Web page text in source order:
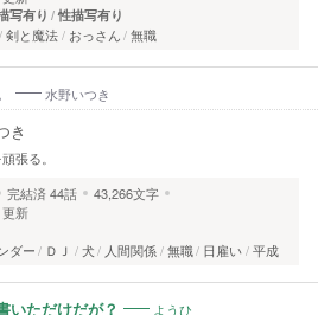
写有り 性描写有り
剣と魔法 おっさん 無職
水野いつき
き
張る。
完結済44話
43,266文字
新
ダー ＤＪ 犬 人間関係 無職 日雇い 平成
いただけだが？ ようひ